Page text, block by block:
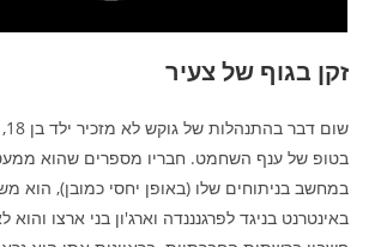
זקן בגוף של צעיר
בטופ של ענף השחמט. חבריו מספרים שהוא
במחשב בניתוחים שלו (באופן יחסי כמובן), הוא
באינטרנט בניגד לפרגנננדה וארג'ון בני ארצו